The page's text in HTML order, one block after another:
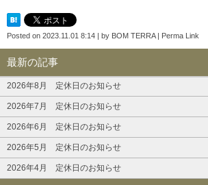
Posted on 2023.11.01 8:14 | by BOM TERRA| Perma Link
最新の記事
2026年8月 定休日のお知らせ
2026年7月 定休日のお知らせ
2026年6月 定休日のお知らせ
2026年5月 定休日のお知らせ
2026年4月 定休日のお知らせ